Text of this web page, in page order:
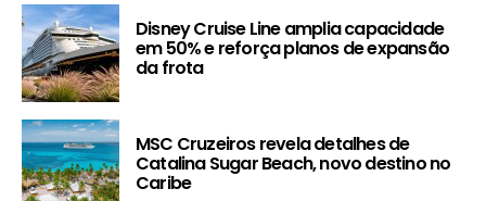
Disney Cruise Line amplia capacidade
em 50% e reforça planos de expansão
da frota
MSC Cruzeiros revela detalhes de
Catalina Sugar Beach, novo destino no
Caribe